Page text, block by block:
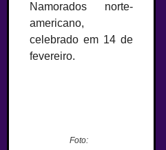
Namorados norte-
americano,
celebrado em 14 de
fevereiro.
Foto: